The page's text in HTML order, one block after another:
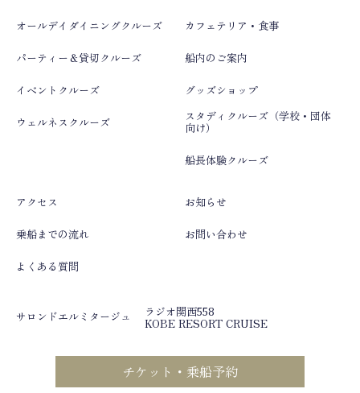
チケット・乗船予約
オールデイダイニングクルーズ
パーティー＆貸切クルーズ
イベントクルーズ
ウェルネスクルーズ
カフェテリア・食事
船内のご案内
グッズショップ
スタディクルーズ（学校・団体
向け）
船長体験クルーズ
アクセス
乗船までの流れ
よくある質問
お知らせ
お問い合わせ
サロンドエルミタージュ ラジオ関西558
KOBE RESORT CRUISE